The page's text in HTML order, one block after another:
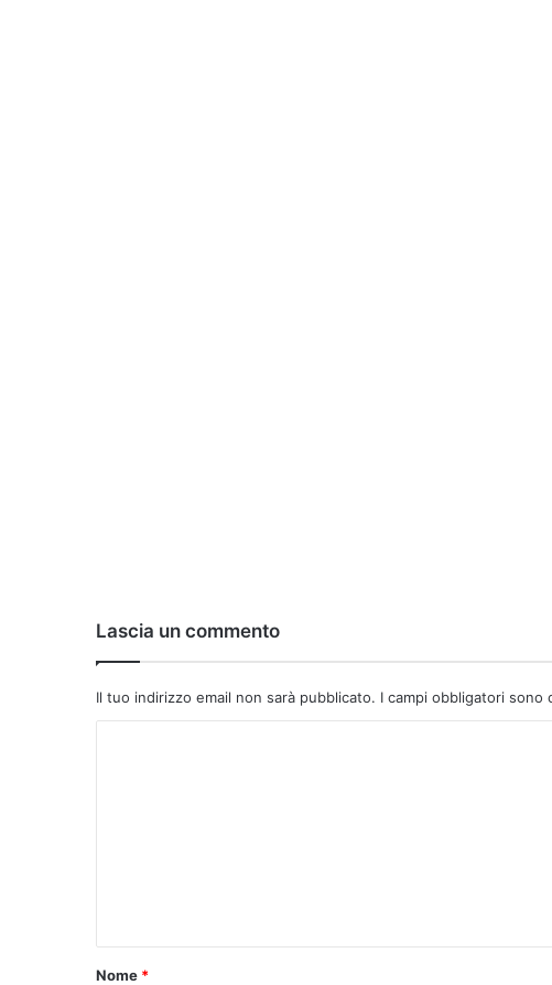
Lascia un commento
Il tuo indirizzo email non sarà pubblicato. I campi obbligatori sono
o
Nome *